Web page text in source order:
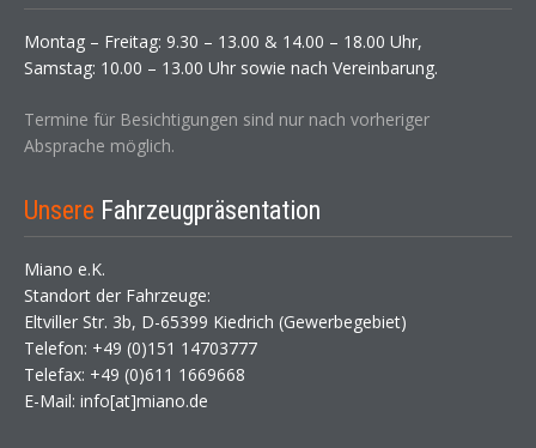
Montag – Freitag: 9.30 – 13.00 & 14.00 – 18.00 Uhr,
Samstag: 10.00 – 13.00 Uhr sowie nach Vereinbarung.
Termine für Besichtigungen sind nur nach vorheriger
Absprache möglich.
Unsere Fahrzeugpräsentation
Miano e.K.
Standort der Fahrzeuge:
Eltviller Str. 3b, D-65399 Kiedrich (Gewerbegebiet)
Telefon: +49 (0)151 14703777
Telefax: +49 (0)611 1669668
E-Mail: info[at]miano.de